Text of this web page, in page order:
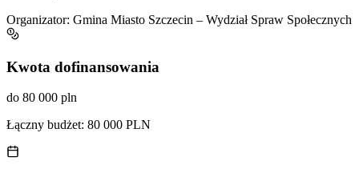
Organizator: Gmina Miasto Szczecin – Wydział Spraw Społecznych
Kwota dofinansowania
do 80 000 pln
Łączny budżet: 80 000 PLN